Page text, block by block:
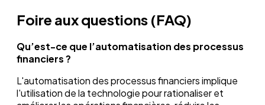
Foire aux questions (FAQ)
Qu’est-ce que l’automatisation des processus
financiers ?
L'automatisation des processus financiers implique
l'utilisation de la technologie pour rationaliser et